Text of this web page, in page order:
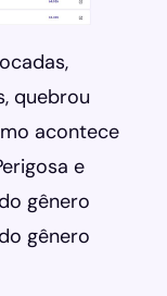
quebrou
acontece
e
gênero
gênero